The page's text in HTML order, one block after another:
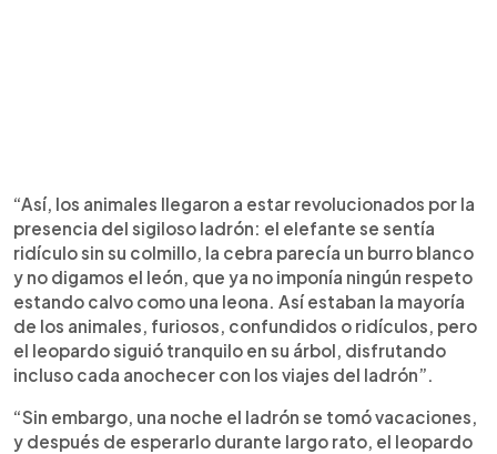
“Así, los animales llegaron a estar revolucionados por la
presencia del sigiloso ladrón: el elefante se sentía
ridículo sin su colmillo, la cebra parecía un burro blanco
y no digamos el león, que ya no imponía ningún respeto
estando calvo como una leona. Así estaban la mayoría
de los animales, furiosos, confundidos o ridículos, pero
el leopardo siguió tranquilo en su árbol, disfrutando
incluso cada anochecer con los viajes del ladrón”.
“Sin embargo, una noche el ladrón se tomó vacaciones,
y después de esperarlo durante largo rato, el leopardo